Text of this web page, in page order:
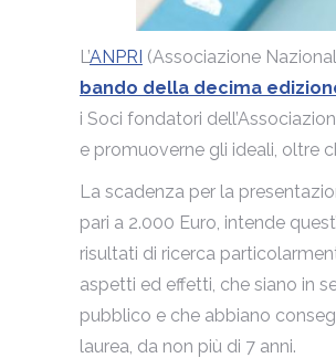
L’ANPRI (Associazione
bando della decima
i Soci fondatori
e promuoverne gli ideali, oltre
La scadenza per la
pari a 2.000 Euro, intende
risultati di ricerca
aspetti ed effetti, che siano in
pubblico e che abbiano
laurea, da non più di 7 anni.